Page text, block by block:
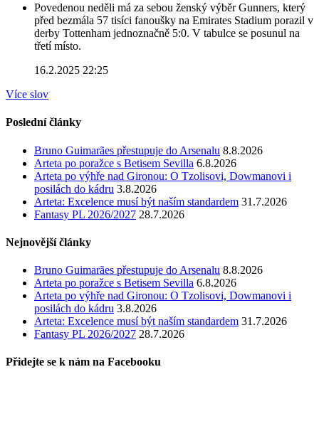
Povedenou neděli má za sebou ženský výběr Gunners, který
před bezmála 57 tisíci fanoušky na Emirates Stadium porazil v
derby Tottenham jednoznačně 5:0. V tabulce se posunul na
třetí místo.
16.2.2025 22:25
Více slov
Poslední články
Bruno Guimarães přestupuje do Arsenalu 8.8.2026
Arteta po poražce s Betisem Sevilla 6.8.2026
Arteta po výhře nad Gironou: O Tzolisovi, Dowmanovi i
posilách do kádru 3.8.2026
Arteta: Excelence musí být naším standardem 31.7.2026
Fantasy PL 2026/2027 28.7.2026
Nejnovější články
Bruno Guimarães přestupuje do Arsenalu 8.8.2026
Arteta po poražce s Betisem Sevilla 6.8.2026
Arteta po výhře nad Gironou: O Tzolisovi, Dowmanovi i
posilách do kádru 3.8.2026
Arteta: Excelence musí být naším standardem 31.7.2026
Fantasy PL 2026/2027 28.7.2026
Přidejte se k nám na Facebooku